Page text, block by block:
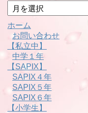
月
別
ホーム
お問い合わせ
【私立中】
中学１年
【SAPIX】
SAPIX４年
SAPIX５年
SAPIX６年
【小学生】